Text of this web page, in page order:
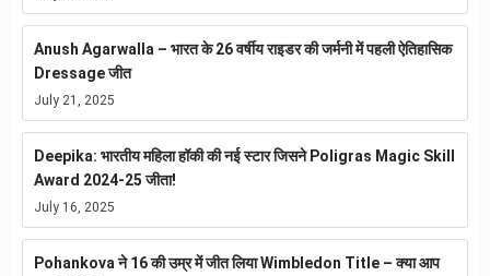
Anush Agarwalla – भारत के 26 वर्षीय राइडर की जर्मनी में पहली ऐतिहासिक
Dressage जीत
July 21, 2025
Deepika: भारतीय महिला हॉकी की नई स्टार जिसने Poligras Magic Skill
Award 2024-25 जीता!
July 16, 2025
Pohankova ने 16 की उम्र में जीत लिया Wimbledon Title – क्या आप